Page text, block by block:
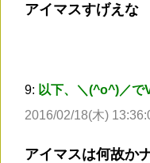
アイマスすげえな
9: 以下、＼(^o^)／で
2016/02/18(木)
アイマスは何故か